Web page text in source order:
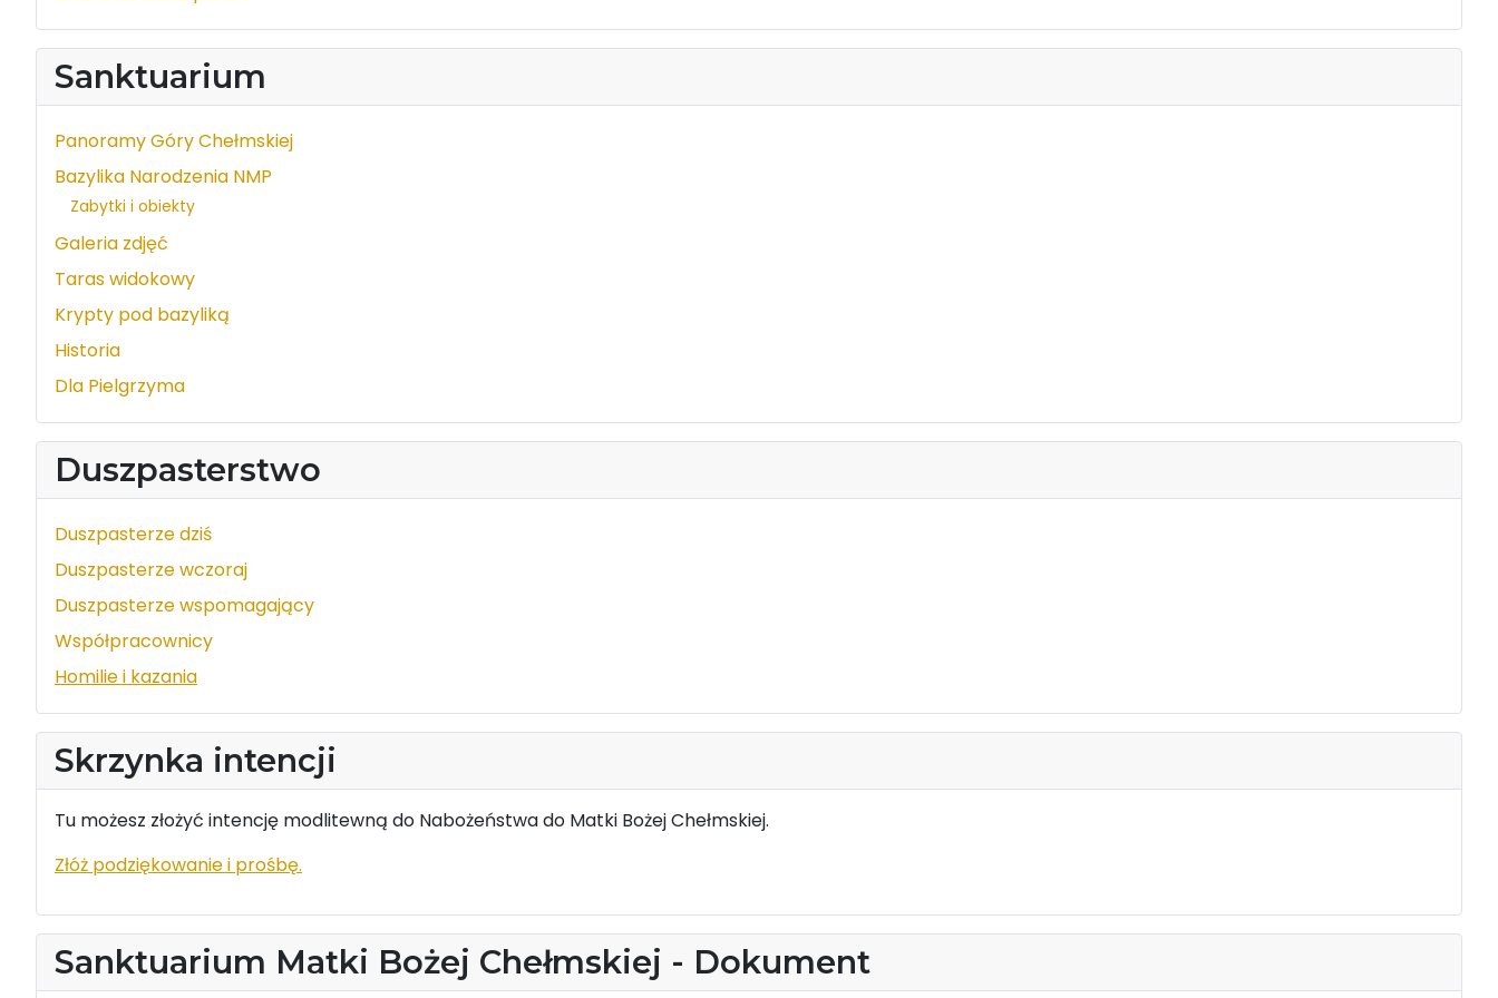
Sanktuarium
Panoramy Góry Chełmskiej
Bazylika Narodzenia NMP
Zabytki i obiekty
Galeria zdjęć
Taras widokowy
Krypty pod bazyliką
Historia
Dla Pielgrzyma
Duszpasterstwo
Duszpasterze dziś
Duszpasterze wczoraj
Duszpasterze wspomagający
Współpracownicy
Homilie i kazania
Skrzynka intencji
Tu możesz złożyć intencję modlitewną do Nabożeństwa do Matki Bożej Chełmskiej.
Złóż podziękowanie i prośbę.
Sanktuarium Matki Bożej Chełmskiej - Dokument